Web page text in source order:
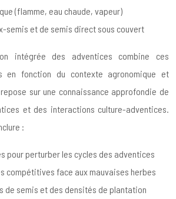
(flamme, eau chaude, vapeur)
semis et de semis direct sous couvert
intégrée des adventices combine ces
en fonction du contexte agronomique et
sur une connaissance approfondie de
et des interactions culture-adventices.
:
pour perturber les cycles des adventices
compétitives face aux mauvaises herbes
de semis et des densités de plantation